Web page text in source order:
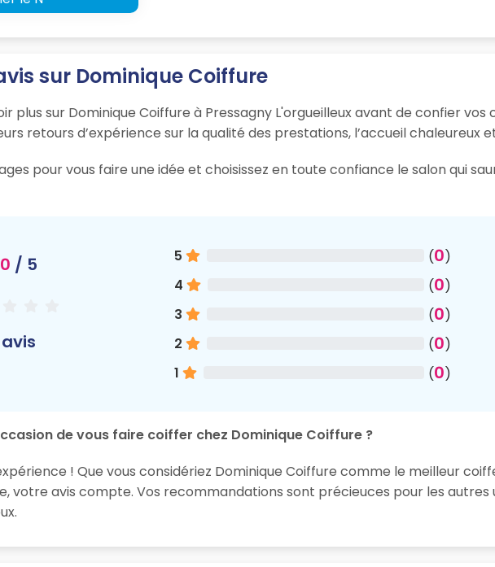
sur Dominique Coiffure
plus sur Dominique Coiffure à Pressagny L'orgueilleux avant de confier
retours d’expérience sur la qualité des prestations, l’accueil chaleureux
pour vous faire une idée et choisissez en toute confiance le salon qui
/ 5
avis
5 (0)
4
(0)
3
(0)
2
(0)
1
(0)
de vous faire coiffer chez Dominique Coiffure ?
! Que vous considériez Dominique Coiffure comme le meilleur
votre avis compte. Vos recommandations sont précieuces pour les